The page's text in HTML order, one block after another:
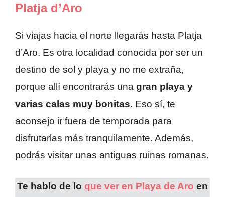
Platja d’Aro
Si viajas hacia el norte llegarás hasta Platja
d’Aro. Es otra localidad conocida por ser un
destino de sol y playa y no me extraña,
porque allí encontrarás una gran playa y
varias calas muy bonitas. Eso sí, te
aconsejo ir fuera de temporada para
disfrutarlas más tranquilamente. Además,
podrás visitar unas antiguas ruinas romanas.
Te hablo de lo que ver en Playa de Aro en